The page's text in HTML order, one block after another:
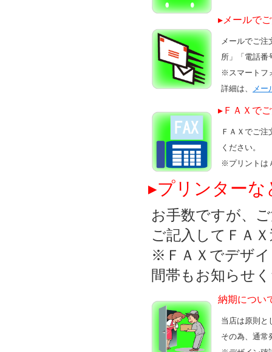
▸メールで
メールでご注
所」「電話番
※ スマートフ
詳細は、
メー
▸ＦＡＸで
ＦＡＸでご注
ください。
※プリントは
▸プリンターな
お手数ですが、
ご記入してＦＡ
※ＦＡＸでデザイ
間帯もお知らせ
納期につい
当店は原則と
その為、通常